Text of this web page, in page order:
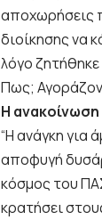
αποχωρήσεις
διοίκησης να
λόγο
Πως;
H
“Η ανάγκη για
αποφυγή
κόσμος του
κρατήσει